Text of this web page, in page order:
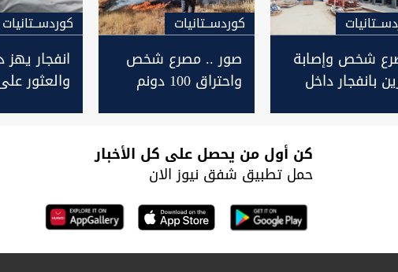
شخص وإصابة
بانفجار داخل
كوردســتانيات
صور .. مصرع شخص
واحتراق 100 دونم
كوردســتانيات
انفجار
والعثور
كن أول من يحصل على كل الأخبار
حمل تطبيق شفق نيوز الان